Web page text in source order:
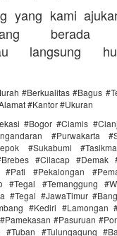
yang kami
berada
langsung
#Berkualitas #Bagus
#Kantor #Ukuran
#Bogor #Ciamis
#Purwakarta
#Sukabumi
#Cilacap #Demak
#Pekalongan
#Temanggung
#Tegal #JawaTimur
#Kediri #Lamongan
#Pasuruan
#Tulungagung